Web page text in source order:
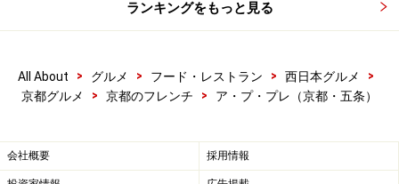
ランキングをもっと見る
All About > グルメ > フード・レストラン > 西日本グルメ
>
京都グルメ
> 京都のフレンチ > ア・プ・プレ（京都・五条）
会社概要 採用情報